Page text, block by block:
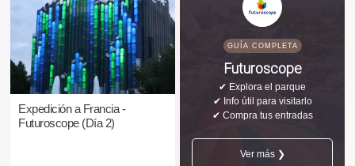
Expedición a Francia -
Futuroscope (Día 2)
GUÍA COMPLETA
Futuroscope
✔ Explora el parque
✔ Info útil para visitarlo
✔ Compra tus entradas
Ver más ❯